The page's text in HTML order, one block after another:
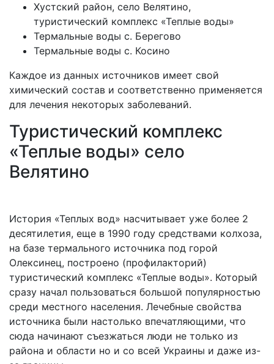
Хустский район, село Велятино,
туристический комплекс «Теплые воды»
Термальные воды с. Берегово
Термальные воды с. Косино
Каждое из данных источников имеет свой
химический состав и соответственно применяется
для лечения некоторых заболеваний.
Туристический комплекс
«Теплые воды» село
Велятино
История «Теплых вод» насчитывает уже более 2
десятилетия, еще в 1990 году средствами колхоза,
на базе термального источника под горой
Олексинец, построено (профилакторий)
туристический комплекс «Теплые воды». Который
сразу начал пользоваться большой популярностью
среди местного населения. Лечебные свойства
источника были настолько впечатляющими, что
сюда начинают съезжаться люди не только из
района и области но и со всей Украины и даже из-